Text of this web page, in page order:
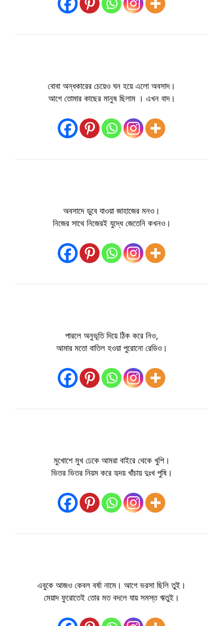
বোবা অন্ধকারের চেয়েও ঘন হয়ে এলো অবসাদ।
আগে তোমার কাছের মানুষ ছিলাম । এখন বাদ।
অবসাদে ডুবে যাওয়া জাহাজের মনও।
নিজের সাথে নিজেরই যুদ্ধে জেতেনি কখনও।
পারলে অনুভূতি দিয়ে ঠিক করে নিও,
আমার মতো বাতিল হওয়া পুরোনো রেডিও।
মুখোশে মুখ ঢেকে আমরা বাইরে থেকে খুশি।
ভিতর ভিতর নিয়ম করে হৃদয় খাঁচায় দুঃখ পুষি।
এবুকে আজও কেবল বর্ষা নামে। আগে ভরসা ছিলি তুই।
মেয়াদ ফুরোতেই তোর মত বদলে যায় সমস্ত ঋতুই।